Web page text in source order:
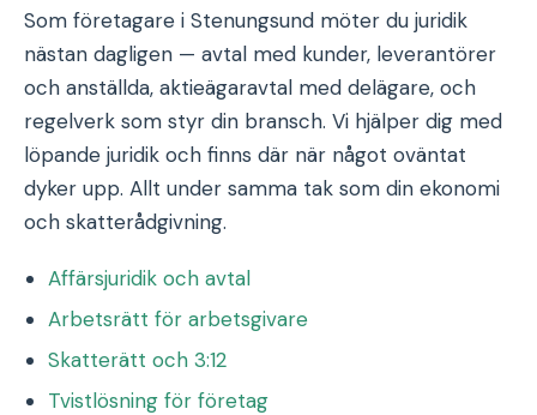
Som företagare i Stenungsund möter du juridik
nästan dagligen — avtal med kunder, leverantörer
och anställda, aktieägaravtal med delägare, och
regelverk som styr din bransch. Vi hjälper dig med
löpande juridik och finns där när något oväntat
dyker upp. Allt under samma tak som din ekonomi
och skatterådgivning.
Affärsjuridik och avtal
Arbetsrätt för arbetsgivare
Skatterätt och 3:12
Tvistlösning för företag